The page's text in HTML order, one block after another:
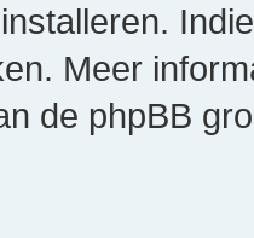
Meer
de phpBB